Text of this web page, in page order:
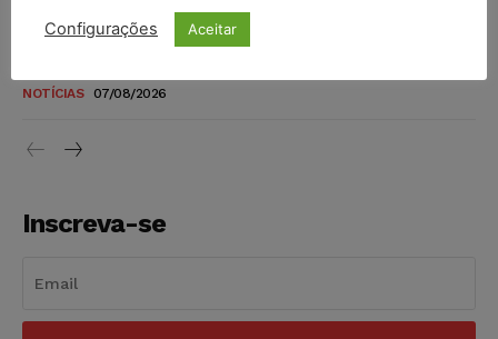
Justiça do Trabalho mantém justa causa de empregado que
NOTÍCIAS 07/08/2026
Inscreva-se
Configurações Aceitar